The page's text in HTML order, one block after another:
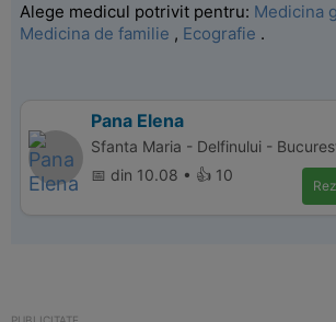
Alege medicul potrivit pentru: Medicina
Medicina de familie , Ecografie .
Pana Elena
Sfanta Maria - Delfinului -
📅 din 10.08 • 👍 10